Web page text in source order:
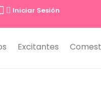
Iniciar Sesión
Excitantes